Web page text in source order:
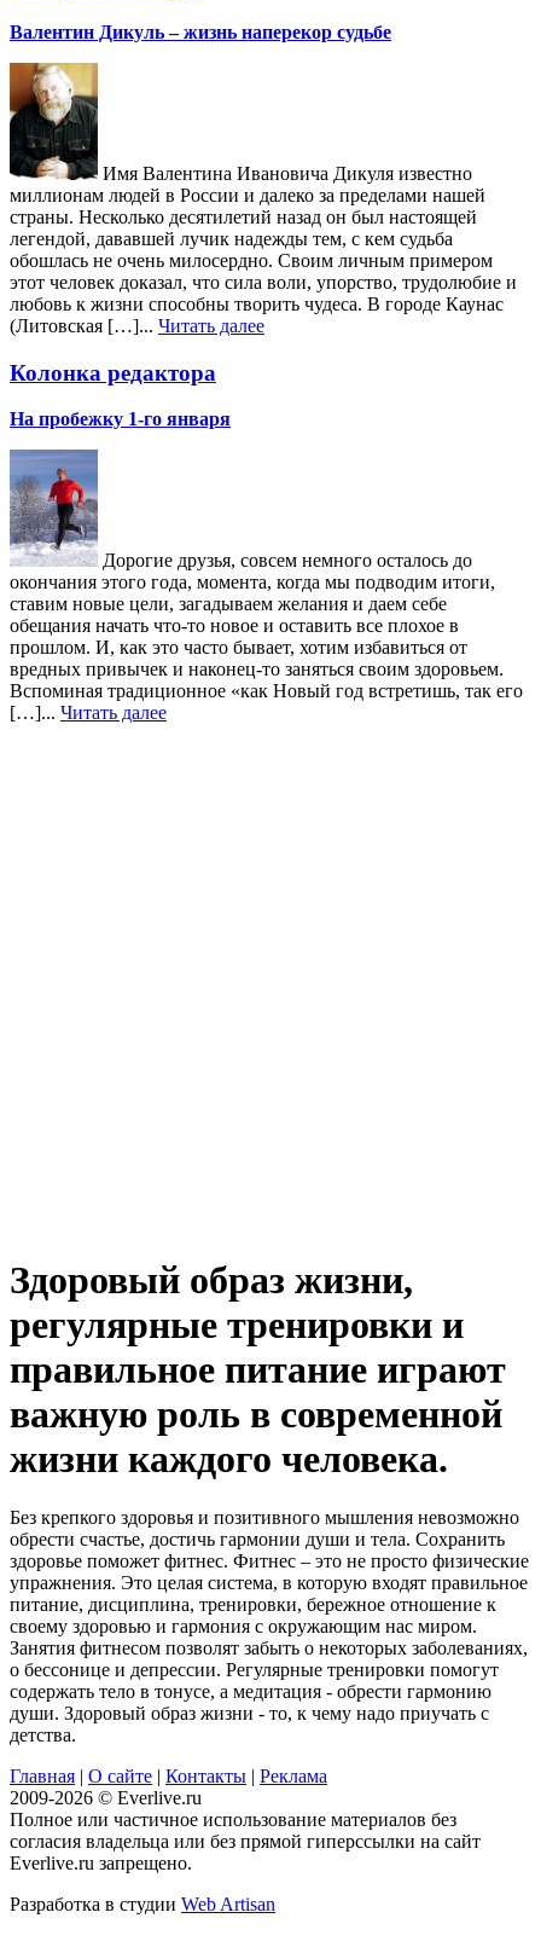
Валентин Дикуль – жизнь наперекор судьбе
Имя Валентина Ивановича Дикуля известно
миллионам людей в России и далеко за пределами нашей
страны. Несколько десятилетий назад он был настоящей
легендой, дававшей лучик надежды тем, с кем судьба
обошлась не очень милосердно. Своим личным примером
этот человек доказал, что сила воли, упорство, трудолюбие и
любовь к жизни способны творить чудеса. В городе Каунас
(Литовская […]... Читать далее
Колонка редактора
На пробежку 1-го января
Дорогие друзья, совсем немного осталось до
окончания этого года, момента, когда мы подводим итоги,
ставим новые цели, загадываем желания и даем себе
обещания начать что-то новое и оставить все плохое в
прошлом. И, как это часто бывает, хотим избавиться от
вредных привычек и наконец-то заняться своим здоровьем.
Вспоминая традиционное «как Новый год встретишь, так его
[…]... Читать далее
Здоровый образ жизни,
регулярные тренировки и
правильное питание играют
важную роль в современной
жизни каждого человека.
Без крепкого здоровья и позитивного мышления невозможно
обрести счастье, достичь гармонии души и тела. Сохранить
здоровье поможет фитнес. Фитнес – это не просто физические
упражнения. Это целая система, в которую входят правильное
питание, дисциплина, тренировки, бережное отношение к
своему здоровью и гармония с окружающим нас миром.
Занятия фитнесом позволят забыть о некоторых заболеваниях,
о бессонице и депрессии. Регулярные тренировки помогут
содержать тело в тонусе, а медитация - обрести гармонию
души. Здоровый образ жизни - то, к чему надо приучать с
детства.
Главная | О сайте | Контакты | Реклама
2009-2026 © Everlive.ru
Полное или частичное использование материалов без
согласия владельца или без прямой гиперссылки на сайт
Everlive.ru запрещено.
Разработка в студии Web Artisan